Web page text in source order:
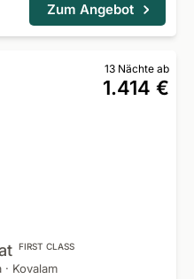
Zum Angebot
13 Nächte ab
1.414 €
FIRST CLASS
· Kovalam